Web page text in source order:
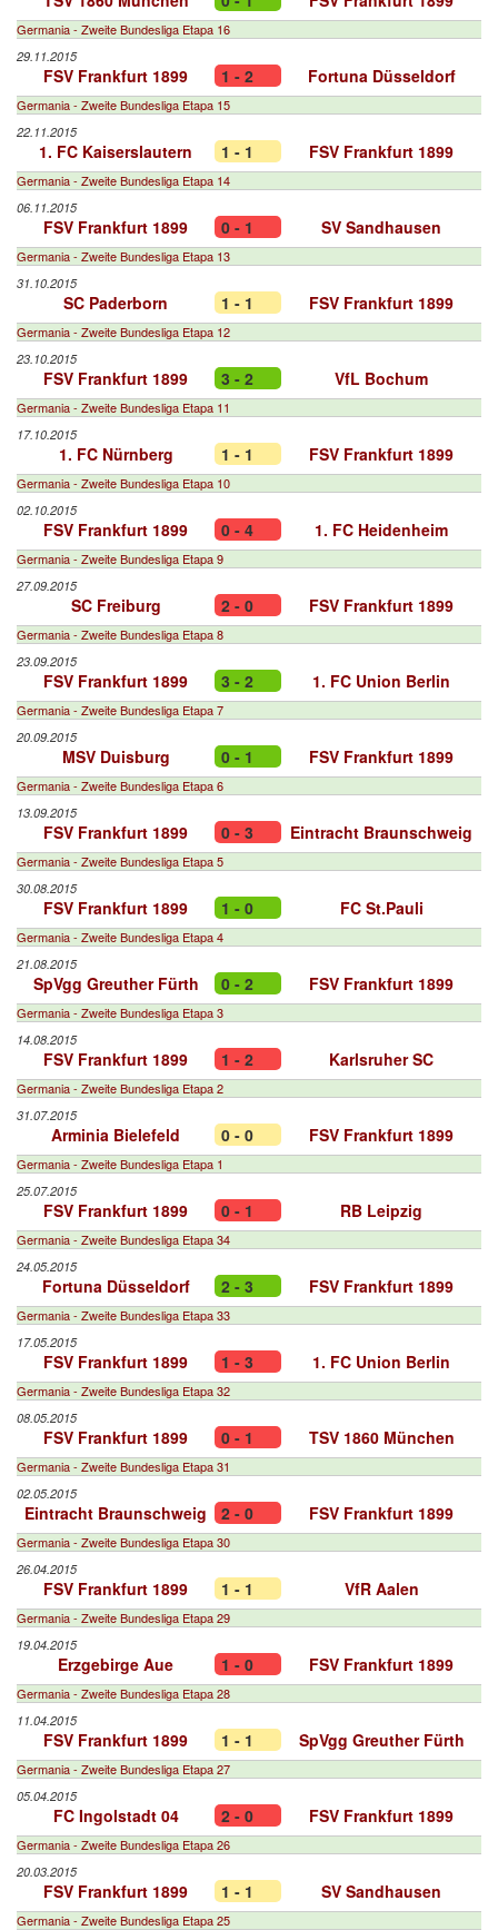
Germania - Zweite Bundesliga Etapa 16
29.11.2015
FSV Frankfurt 1899 1 - 2 Fortuna Düsseldorf
Germania - Zweite Bundesliga Etapa 15
22.11.2015
1. FC Kaiserslautern 1 - 1 FSV Frankfurt 1899
Germania - Zweite Bundesliga Etapa 14
06.11.2015
FSV Frankfurt 1899 0 - 1 SV Sandhausen
Germania - Zweite Bundesliga Etapa 13
31.10.2015
SC Paderborn 1 - 1 FSV Frankfurt 1899
Germania - Zweite Bundesliga Etapa 12
23.10.2015
FSV Frankfurt 1899 3 - 2 VfL Bochum
Germania - Zweite Bundesliga Etapa 11
17.10.2015
1. FC Nürnberg 1 - 1 FSV Frankfurt 1899
Germania - Zweite Bundesliga Etapa 10
02.10.2015
FSV Frankfurt 1899 0 - 4 1. FC Heidenheim
Germania - Zweite Bundesliga Etapa 9
27.09.2015
SC Freiburg 2 - 0 FSV Frankfurt 1899
Germania - Zweite Bundesliga Etapa 8
23.09.2015
FSV Frankfurt 1899 3 - 2 1. FC Union Berlin
Germania - Zweite Bundesliga Etapa 7
20.09.2015
MSV Duisburg 0 - 1 FSV Frankfurt 1899
Germania - Zweite Bundesliga Etapa 6
13.09.2015
FSV Frankfurt 1899 0 - 3 Eintracht Braunschweig
Germania - Zweite Bundesliga Etapa 5
30.08.2015
FSV Frankfurt 1899 1 - 0 FC St.Pauli
Germania - Zweite Bundesliga Etapa 4
21.08.2015
SpVgg Greuther Fürth 0 - 2 FSV Frankfurt 1899
Germania - Zweite Bundesliga Etapa 3
14.08.2015
FSV Frankfurt 1899 1 - 2 Karlsruher SC
Germania - Zweite Bundesliga Etapa 2
31.07.2015
Arminia Bielefeld 0 - 0 FSV Frankfurt 1899
Germania - Zweite Bundesliga Etapa 1
25.07.2015
FSV Frankfurt 1899 0 - 1 RB Leipzig
Germania - Zweite Bundesliga Etapa 34
24.05.2015
Fortuna Düsseldorf 2 - 3 FSV Frankfurt 1899
Germania - Zweite Bundesliga Etapa 33
17.05.2015
FSV Frankfurt 1899 1 - 3 1. FC Union Berlin
Germania - Zweite Bundesliga Etapa 32
08.05.2015
FSV Frankfurt 1899 0 - 1 TSV 1860 München
Germania - Zweite Bundesliga Etapa 31
02.05.2015
Eintracht Braunschweig 2 - 0 FSV Frankfurt 1899
Germania - Zweite Bundesliga Etapa 30
26.04.2015
FSV Frankfurt 1899 1 - 1 VfR Aalen
Germania - Zweite Bundesliga Etapa 29
19.04.2015
Erzgebirge Aue 1 - 0 FSV Frankfurt 1899
Germania - Zweite Bundesliga Etapa 28
11.04.2015
FSV Frankfurt 1899 1 - 1 SpVgg Greuther Fürth
Germania - Zweite Bundesliga Etapa 27
05.04.2015
FC Ingolstadt 04 2 - 0 FSV Frankfurt 1899
Germania - Zweite Bundesliga Etapa 26
20.03.2015
FSV Frankfurt 1899 1 - 1 SV Sandhausen
Germania - Zweite Bundesliga Etapa 25